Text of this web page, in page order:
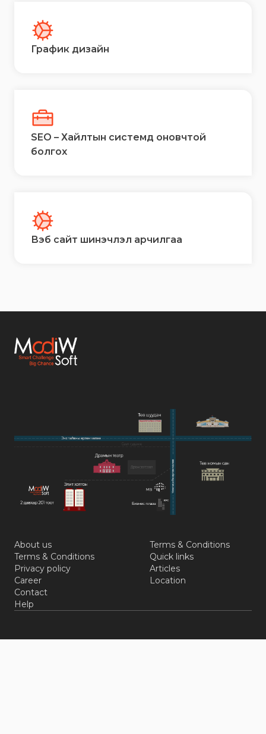
График дизайн
SEO – Хайлтын системд оновчтой
болгох
Вэб сайт шинэчлэл арчилгаа
About us
Terms & Conditions
Privacy policy
Career
Contact
Help
Terms & Conditions
Quick links
Articles
Location